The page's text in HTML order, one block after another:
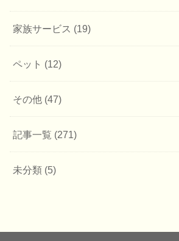
家族サービス (19)
ペット (12)
その他 (47)
記事一覧 (271)
未分類 (5)